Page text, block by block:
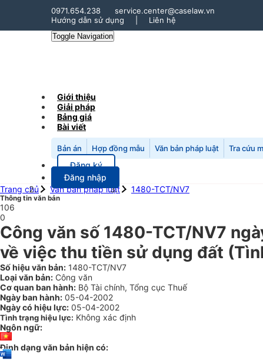
0971.654.238
service.center@caselaw.vn
Hướng dẫn sử dụng
Liên hệ
Toggle Navigation
Giới thiệu
Giải pháp
Bảng giá
Bài viết
Bản án Hợp đồng mẫu Văn bản pháp luật Tra cứu
Đăng ký
Đăng nhập
Trang chủ
Văn bản pháp luật 1480-TCT/NV7
Thông tin văn bản
106
0
Công văn số 1480-TCT/NV7
về việc thu tiền sử dụng đất
Số hiệu văn bản: 1480-TCT/NV7
Loại văn bản: Công văn
Cơ quan ban hành: Bộ Tài chính, Tổng cục Thuế
Ngày ban hành: 05-04-2002
Ngày có hiệu lực: 05-04-2002
Tình trạng hiệu lực: Không xác định
Ngôn ngữ:
Định dạng văn bản hiện có: